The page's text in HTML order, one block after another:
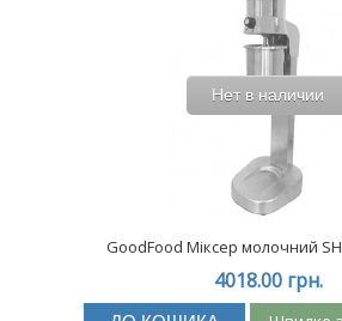
Нет в наличии
GoodFood Міксер молочний
4018.00 грн.